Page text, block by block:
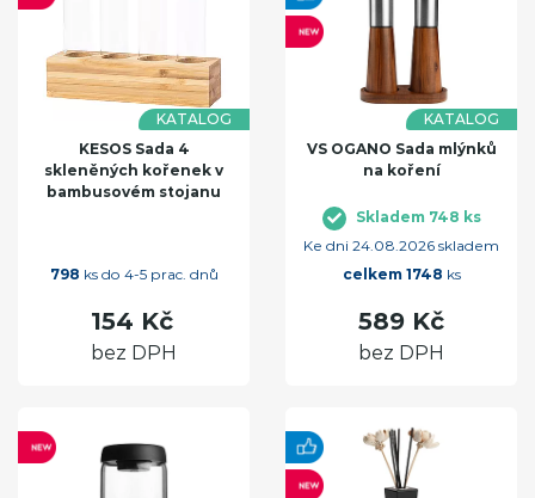
KATALOG
KESOS Sada 4
skleněných kořenek v
bambusovém stojanu
798 ks do 4-5 prac. dnů
154 Kč
bez DPH
KATALOG
VS OGANO Sada mlýnků
na koření
Skladem 748 ks
Ke dni 24.08.2026 skladem
celkem 1748 ks
589 Kč
bez DPH